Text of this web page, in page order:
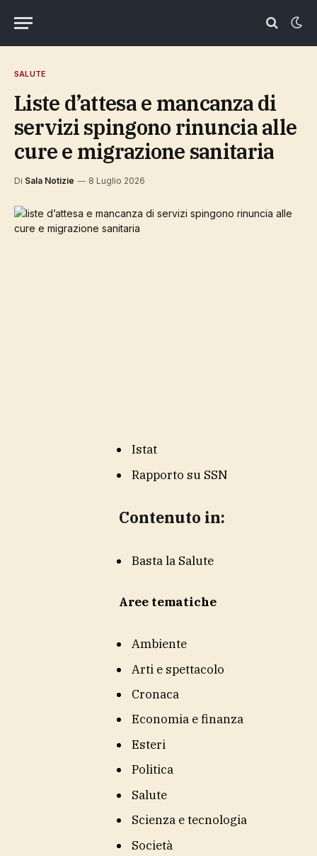
SALUTE
liste d’attesa e mancanza di
servizi spingono rinuncia alle
cure e migrazione sanitaria
Di Sala Notizie 8 Luglio 2026
Istat
Rapporto su SSN
Contenuto in:
Basta la Salute
Aree tematiche
Ambiente
Arti e spettacolo
Cronaca
Economia e finanza
Esteri
Politica
Salute
Scienza e tecnologia
Società